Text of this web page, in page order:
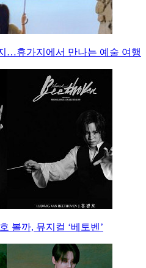
…휴가지에서 만나는 예술 여행
볼까, 뮤지컬 ‘베토벤’